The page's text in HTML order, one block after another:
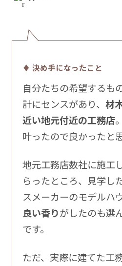
♦ 決め手になったこと
自分たちの希望するも
計にセンスがあり、 材
近い地元付近の工務店
叶ったので良かったと
地元工務店数社に施工
らったところ、見学し
スメーカーのモデルハ
良い香りがしたのも選
です。
ただ、実際に建てた工